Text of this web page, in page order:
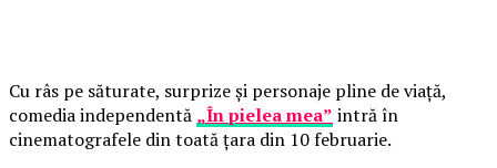
Cu râs pe săturate, surprize și personaje pline de viață,
comedia independentă „În pielea mea” intră în
cinematografele din toată țara din 10 februarie.